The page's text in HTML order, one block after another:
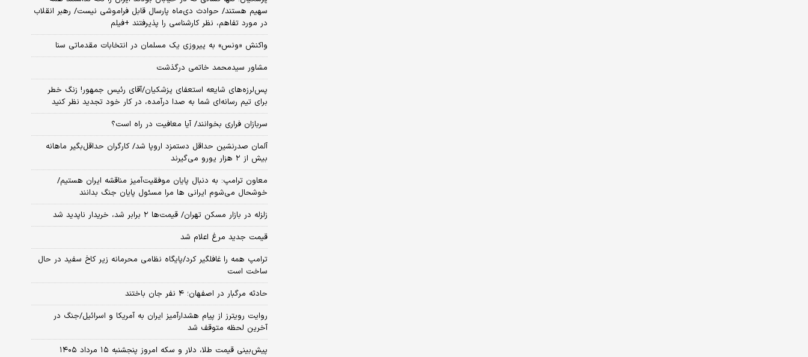
سهیم هستند/ حوادث دی‌ماه پارسال قابل فراموشی نیست/ رهبر انقلاب
در مورد تفاهم، نظر کارشناسی را پذیرفتند +فیلم
واکنش «ونس» به پیروزی یک مسلمان در انتخابات مقدماتی سنا
مشاور سیدمحمد خاتمی درگذشت
پس‌لرزه‌های شایعه استعفای پزشکیان/آقای رئیس جمهور! زنگ خطر
برای تیم رسانه‌ای شما به صدا درآمده، در کار خود تجدید نظر کنید
سربازان فراری بخوانند/ آیا معافیت در راه است؟
آلمان صدرنشین حداقل دستمزد اروپا شد/ کارگران حداقل‌بگیر ماهانه
بیش از ۲ هزار یورو می‌گیرند
معاون ترامپ: به دنبال پایان موفقیت‌آمیز مناقشه ایران هستیم/
خوشحال می‌شوم ایرانی ها مرا مسئول پایان جنگ بدانند
زلزله در بازار مسکن تهران/ قیمت‌ها ۲ برابر شد، خریدار ناپدید شد
قیمت جدید مرغ اعلام شد
ترامپ همه را غافلگیر کرد/پایگاه نظامی محرمانه زیر کاخ سفید در حال
ساخت است
حادثه مرگبار در اصفهان؛ ۴ نفر جان باختند
روایت رویترز از پیام هشدارآمیز ایران به آمریکا و اسرائیل/جنگ در
آخرین لحظه متوقف شد
پیش‌بینی قیمت طلا، دلار و سکه امروز پنجشنبه ۱۵ مرداد ۱۴۰۵